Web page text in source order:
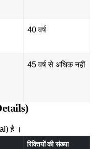
40 वर्ष
45 वर्ष से अधिक नहीं
है ।
रिक्तियों की संख्या